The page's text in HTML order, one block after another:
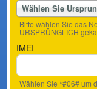
Wählen Sie
Bitte wählen Sie das
URSPRÜNGLICH
IMEI
Wählen SIe *#06# um